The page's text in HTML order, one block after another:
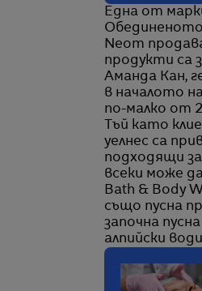
Една от
Neom
продукти са
Аманда Кан,
в началото
по-малко от
Тъй като
уелнес са
подходящи
всеки може да
Bath & Body
също пусна
започна
алпийски